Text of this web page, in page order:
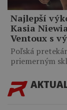
Najlepší
Kasia
Ventoux s
Poľská
priemerným